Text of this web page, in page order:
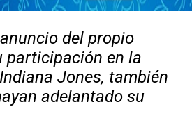
del propio
participación en la
Jones, también
adelantado su